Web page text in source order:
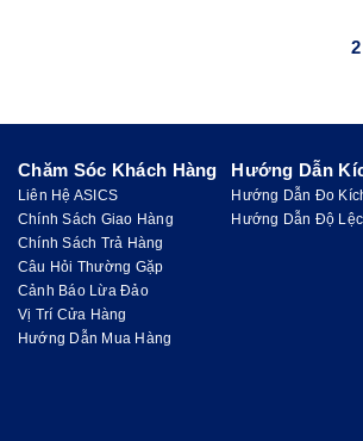
Chăm Sóc Khách Hàng
Liên Hệ ASICS
Chính Sách Giao Hàng
Chính Sách Trả Hàng
Câu Hỏi Thường Gặp
Cảnh Báo Lừa Đảo
Vị Trí Cửa Hàng
Hướng Dẫn Mua Hàng
Hướng Dẫn
Hướng Dẫn Đo
Hướng Dẫn Độ